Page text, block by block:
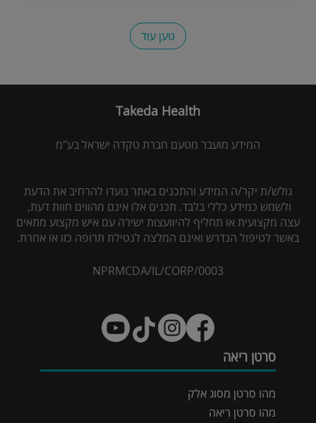
טען עוד
Takeda Health
המידע מועבר מטעם חברת טקדה ישראל בע"מ
גולש/ת יקר/ה המידע והתכנים באתר נועדו להרחיב את הדעת
ולשמש כמידע כללי בלבד. תכנים אלו אינם מהווים חוות דעת,
עצה מקצועית או תחליף להיוועצות ישירה עם איש מקצוע מתאים
באשר לטיפול הנדרש ואינם המלצה לנטילת תרופה כזו או אחרת.
NPRMCDA/IL/CORP/0003
סרטן ריאה
מהו סרטן מסוג אלק
מהו סרטן ריאה